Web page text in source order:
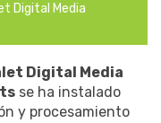
Digital Media
Digital Media
se ha instalado
y procesamiento